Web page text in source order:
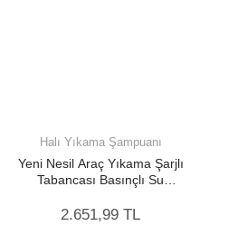
Halı Yıkama Şampuanı
Yeni Nesil Araç Yıkama Şarjlı
Tabancası Basınçlı Su
2.651,99 TL